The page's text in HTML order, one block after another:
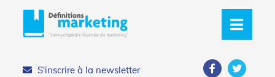
S'inscrire à la newsletter